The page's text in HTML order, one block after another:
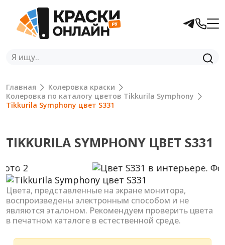
Главная
Колеровка краски
Колеровка по каталогу цветов Tikkurila Symphony
Tikkurila Symphony цвет S331
TIKKURILA SYMPHONY ЦВЕТ S331
Previous Next
Цвета, представленные на экране монитора,
воспроизведены электронным способом и не
являются эталоном. Рекомендуем проверить цвета
в печатном каталоге в естественной среде.